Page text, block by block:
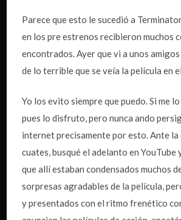
Parece que esto le sucedió a
en los pre estrenos recibieron muchos
encontrados. Ayer que vi a unos
de lo terrible que se veía la película en
Yo los evito siempre que puedo. Si me
pues lo disfruto, pero nunca ando
internet precisamente por esto. Ante la
cuates, busqué el adelanto en YouTube
que allí estaban condensados muchos
sorpresas agradables de la película,
y presentados con el ritmo frenético